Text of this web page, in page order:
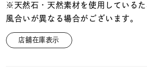
価格 ¥0
在庫
※天然石・天然素材を使用している
風合いが異なる場合がございます。
店舗在庫表示